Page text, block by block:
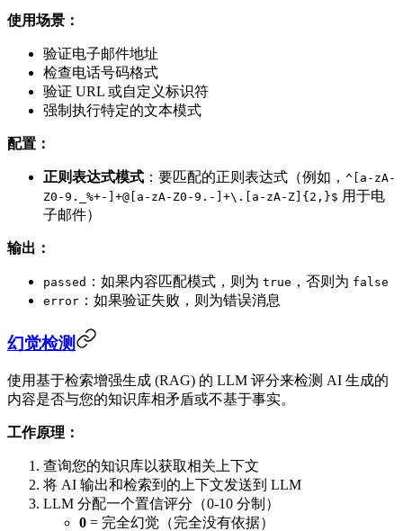
使用场景：
验证电子邮件地址
检查电话号码格式
验证 URL 或自定义标识符
强制执行特定的文本模式
配置：
正则表达式模式 ：要匹配的正则表达式（例如， ^[a-zA-
Z0-9._%+-]+@[a-zA-Z0-9.-]+\.[a-zA-Z]{2,}$ 用于电
子邮件）
输出：
passed ：如果内容匹配模式，则为 true ，否则为 false
error ：如果验证失败，则为错误消息
幻觉检测
使用基于检索增强生成 (RAG) 的 LLM 评分来检测 AI 生成的
内容是否与您的知识库相矛盾或不基于事实。
工作原理：
查询您的知识库以获取相关上下文
将 AI 输出和检索到的上下文发送到 LLM
LLM 分配一个置信评分（0-10 分制）
0 = 完全幻觉（完全没有依据）